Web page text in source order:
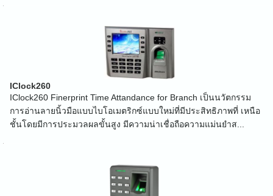
IClock260
IClock260 Finerprint Time Attandance for Branch เป็นนวัตกรรม
การอ่านลายนิ้วมือแบบไบโอเมตริกซ์แบบใหม่ที่มีประสิทธิภาพที่ เหนือ
ชั้นโดยมีการประมวลผลขั้นสูง มีความน่าเชื่อถือความแม่นยำส...